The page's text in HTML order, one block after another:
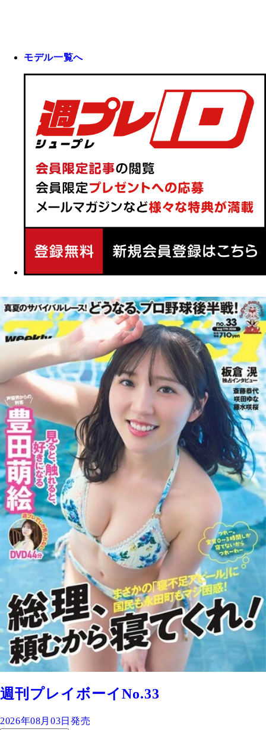
モデル一覧へ
週刊プレイボーイNo.33
2026年08月03日発売